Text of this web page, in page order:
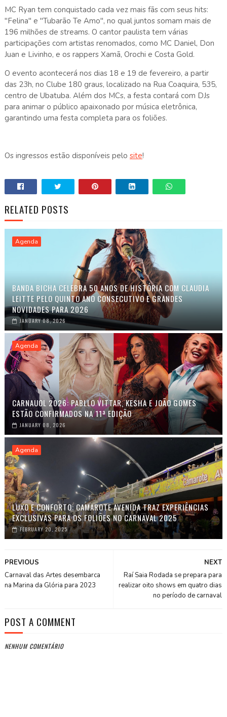
MC Ryan tem conquistado cada vez mais fãs com seus hits:
"Felina" e "Tubarão Te Amo", no qual juntos somam mais de
196 milhões de streams. O cantor paulista tem várias
participações com artistas renomados, como MC Daniel, Don
Juan e Livinho, e os rappers Xamã, Orochi e Costa Gold.
O evento acontecerá nos dias 18 e 19 de fevereiro, a partir
das 23h, no Clube 180 graus, localizado na Rua Coaquira, 535,
centro de Ubatuba. Além dos MCs, a festa contará com DJs
para animar o público apaixonado por música eletrônica,
garantindo uma festa completa para os foliões.
Os ingressos estão disponíveis pelo site!
RELATED POSTS
Agenda
BANDA BICHA CELEBRA 50 ANOS DE HISTÓRIA COM CLAUDIA
LEITTE PELO QUINTO ANO CONSECUTIVO E GRANDES
NOVIDADES PARA 2026
JANUARY 08, 2026
Agenda
CARNAUOL 2026: PABLLO VITTAR, KESHA E JOÃO GOMES
ESTÃO CONFIRMADOS NA 11ª EDIÇÃO
JANUARY 08, 2026
Agenda
LUXO E CONFORTO: CAMAROTE AVENIDA TRAZ EXPERIÊNCIAS
EXCLUSIVAS PARA OS FOLIÕES NO CARNAVAL 2025
FEBRUARY 20, 2025
NEXT
Raí Saia Rodada se prepara para
realizar oito shows em quatro dias
no período de carnaval
PREVIOUS
Carnaval das Artes desembarca
na Marina da Glória para 2023
POST A COMMENT
NENHUM COMENTÁRIO